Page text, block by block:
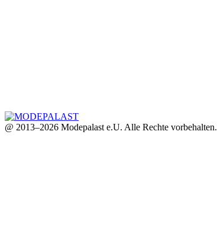
@ 2013–2026 Modepalast e.U. Alle Rechte vorbehalten.